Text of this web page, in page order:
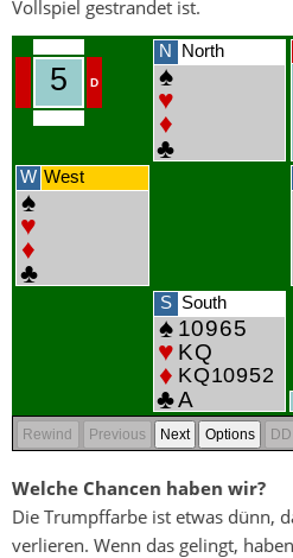
Vollspiel gestrandet ist.
Welche Chancen haben wir?
Die Trumpffarbe ist etwas dünn,
verlieren. Wenn das gelingt,